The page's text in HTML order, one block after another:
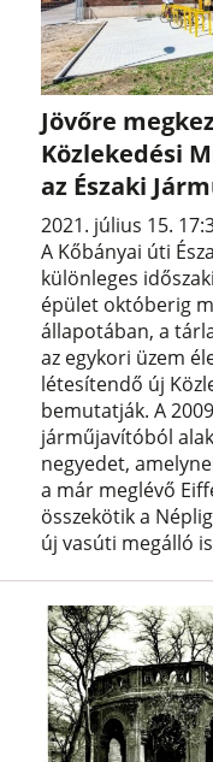
Jövőre
Közlekedési
az Északi
2021. július 15.
A Kőbányai úti
különleges
épület októberig
állapotában, a
az egykori üzem
létesítendő új
bemutatják. A
járműjavítóból
negyedet,
a már meglévő
összekötik a
új vasúti megálló